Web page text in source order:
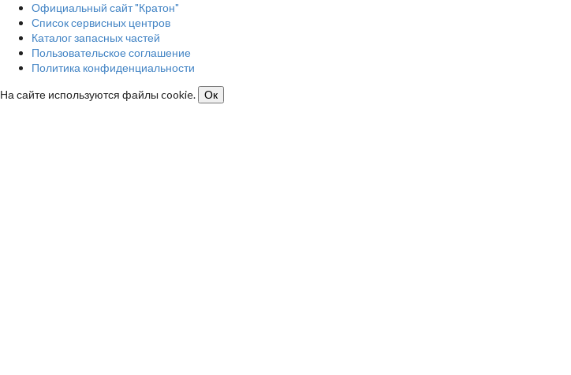
Официальный сайт "Кратон"
Список сервисных центров
Каталог запасных частей
Пользовательское соглашение
Политика конфиденциальности
На сайте используются файлы cookie.
Ок